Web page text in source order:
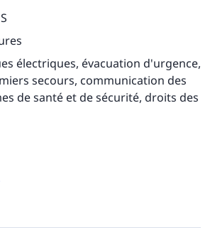
électriques, évacuation d'urgence,
secours, communication des
de santé et de sécurité, droits des